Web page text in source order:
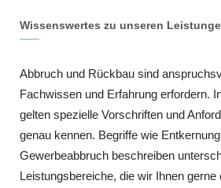
Wissenswertes zu unseren
Abbruch und Rückbau sind
Fachwissen und Erfahrung erfordern.
gelten spezielle Vorschriften und
genau kennen. Begriffe wie
Gewerbeabbruch beschreiben
Leistungsbereiche, die wir Ihnen gerne